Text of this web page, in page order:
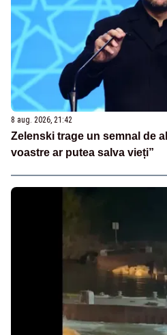
8 aug. 2026, 21:42
Zelenski trage un semnal de
voastre ar putea salva vieți”